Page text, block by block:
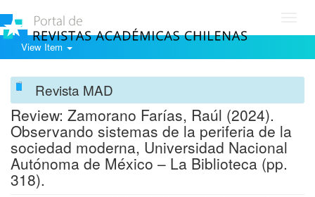
View Item
Revista MAD
Review: Zamorano Farías, Raúl (2024).
Observando sistemas de la periferia de la
sociedad moderna, Universidad Nacional
Autónoma de México – La Biblioteca (pp.
318).